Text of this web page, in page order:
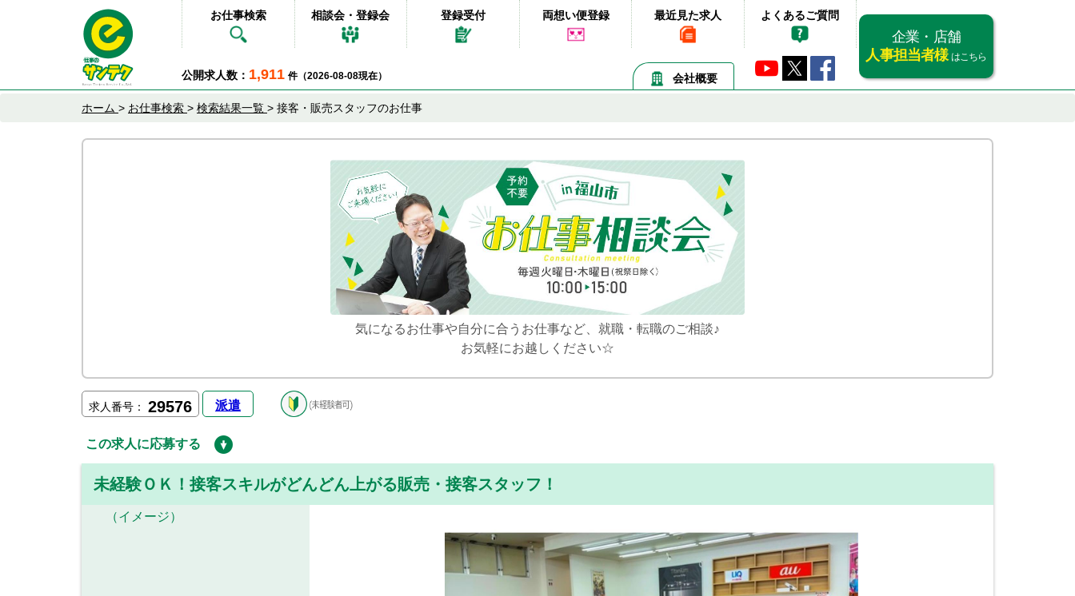
お仕事検索 相談会・登録会 登録受付 両想い便登録 最近見た求人 よくあるご質問
企業・店舗
人事担当者様 はこちら
公開求人数： 1,911 件（2026-08-08現在） 会社概要
ホーム > お仕事検索 > 検索結果一覧 > 接客・販売スタッフのお仕事
気になるお仕事や自分に合うお仕事など、就職・転職のご相談♪
お気軽にお越しください☆
求人番号： 29576 派遣
この求人に応募する
未経験ＯＫ！接客スキルがどんどん上がる販売・接客スタッフ！
（イメージ）